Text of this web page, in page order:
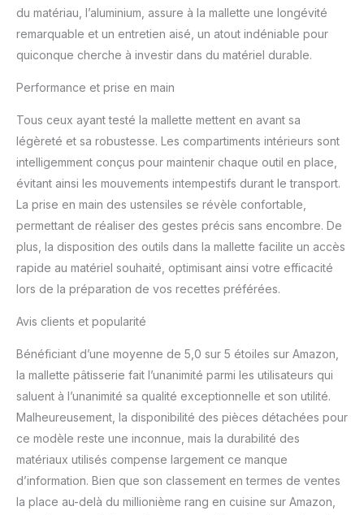
du matériau, l’aluminium, assure à la mallette une longévité
remarquable et un entretien aisé, un atout indéniable pour
quiconque cherche à investir dans du matériel durable.
Performance et prise en main
Tous ceux ayant testé la mallette mettent en avant sa
légèreté et sa robustesse. Les compartiments intérieurs sont
intelligemment conçus pour maintenir chaque outil en place,
évitant ainsi les mouvements intempestifs durant le transport.
La prise en main des ustensiles se révèle confortable,
permettant de réaliser des gestes précis sans encombre. De
plus, la disposition des outils dans la mallette facilite un accès
rapide au matériel souhaité, optimisant ainsi votre efficacité
lors de la préparation de vos recettes préférées.
Avis clients et popularité
Bénéficiant d’une moyenne de 5,0 sur 5 étoiles sur Amazon,
la mallette pâtisserie fait l’unanimité parmi les utilisateurs qui
saluent à l’unanimité sa qualité exceptionnelle et son utilité.
Malheureusement, la disponibilité des pièces détachées pour
ce modèle reste une inconnue, mais la durabilité des
matériaux utilisés compense largement ce manque
d’information. Bien que son classement en termes de ventes
la place au-delà du millionième rang en cuisine sur Amazon,